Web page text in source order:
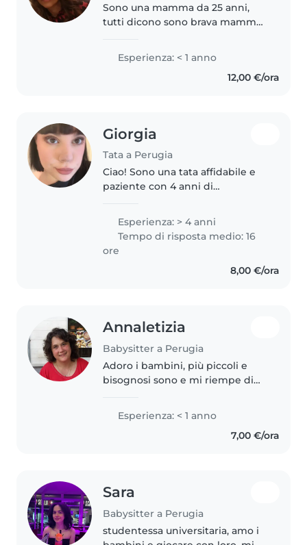
Sono una mamma da 25 anni,
tutti dicono sono brava mamma
Esperienza: < 1 anno
12,00 €/ora
Giorgia
Tata a Perugia
Ciao! Sono una tata affidabile e
paziente con 4 anni di
prescolare, scolari e bambini
piccoli. Adoro disegnare, leggere
e giocare con i bambini. Sono..
Esperienza: > 4 anni
Tempo di risposta medio: 16
ore
8,00 €/ora
Annaletizia
Babysitter a Perugia
Adoro i bambini, più piccoli e
bisognosi sono e mi riempe di
del tempo con loro e dargli tutto
ciò che mi è possibile (assistenza
Esperienza: < 1 anno
7,00 €/ora
Sara
Babysitter a Perugia
studentessa universitaria, amo i